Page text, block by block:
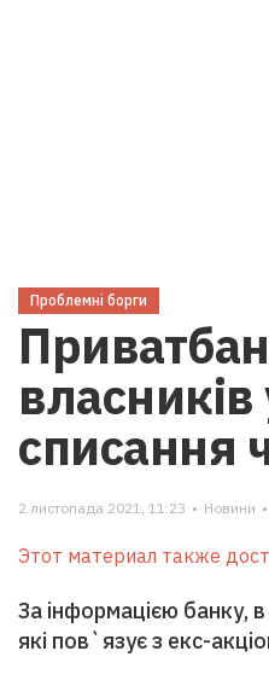
Проблемні борги
списання
2 листопада 2021, 11:23 • Новини •
Этот материал также
За інформацією банку,
які пов`язує з екс-